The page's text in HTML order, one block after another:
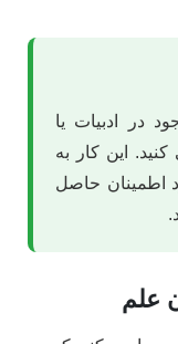
در ادبیات یا
این کار به
اطمینان حاصل